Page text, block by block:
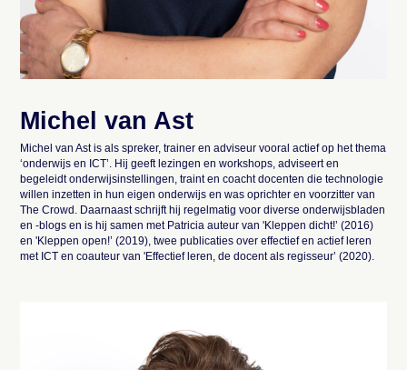
Michel van Ast
Michel van Ast is als spreker, trainer en adviseur vooral actief op het thema
‘onderwijs en ICT’. Hij geeft lezingen en workshops, adviseert en
begeleidt onderwijsinstellingen, traint en coacht docenten die technologie
willen inzetten in hun eigen onderwijs en was oprichter en voorzitter van
The Crowd. Daarnaast schrijft hij regelmatig voor diverse onderwijsbladen
en -blogs en is hij samen met Patricia auteur van 'Kleppen dicht!’ (2016)
en 'Kleppen open!’ (2019), twee publicaties over effectief en actief leren
met ICT en coauteur van 'Effectief leren, de docent als regisseur’ (2020).